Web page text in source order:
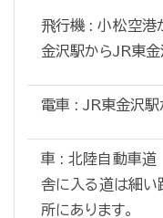
飛行機 : 小松空港
金沢駅からJR東
電車 : JR東金沢
車 : 北陸自動車道
舎に入る道は細い
所にあります。